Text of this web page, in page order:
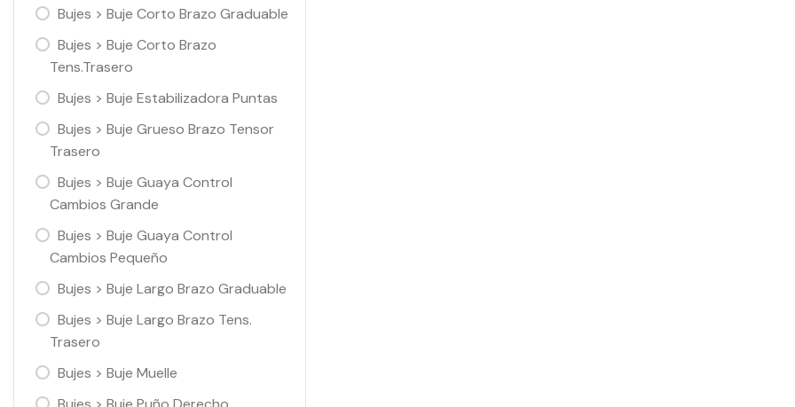
Bujes > Buje Corto Brazo Graduable
Bujes > Buje Corto Brazo
Tens.Trasero
Bujes > Buje Estabilizadora Puntas
Bujes > Buje Grueso Brazo Tensor
Trasero
Bujes > Buje Guaya Control
Cambios Grande
Bujes > Buje Guaya Control
Cambios Pequeño
Bujes > Buje Largo Brazo Graduable
Bujes > Buje Largo Brazo Tens.
Trasero
Bujes > Buje Muelle